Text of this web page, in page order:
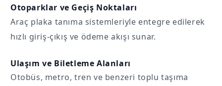
Otoparklar ve Geçiş Noktaları
Araç plaka tanıma sistemleriyle entegre edilerek
hızlı giriş-çıkış ve ödeme akışı sunar.
Ulaşım ve Biletleme Alanları
Otobüs, metro, tren ve benzeri toplu taşıma